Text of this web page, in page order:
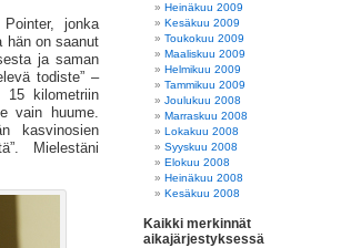
jonka
hän on saanut
ja saman
todiste” –
15 kilometriin
vain huume.
kasvinosien
Mielestäni
Heinäkuu 2009
Kesäkuu 2009
Toukokuu 2009
Maaliskuu 2009
Helmikuu 2009
Tammikuu 2009
Joulukuu 2008
Marraskuu 2008
Lokakuu 2008
Syyskuu 2008
Elokuu 2008
Heinäkuu 2008
Kesäkuu 2008
Kaikki merkinnät
aikajärjestyksessä